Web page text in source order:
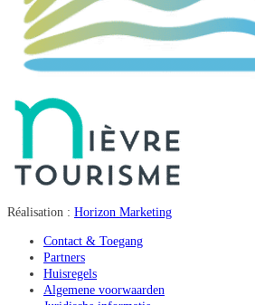
Réalisation : Horizon Marketing
Contact & Toegang
Partners
Huisregels
Algemene voorwaarden